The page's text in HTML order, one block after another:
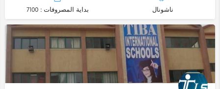
ناشونال بداية المصروفات : 7100